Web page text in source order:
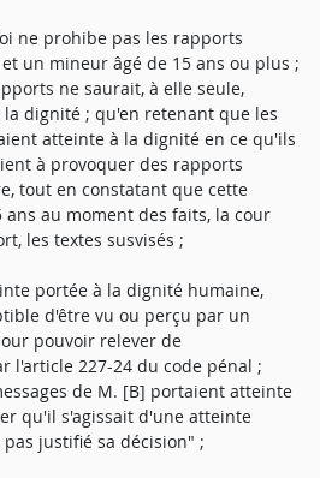
ne prohibe pas les rapports
un mineur âgé de 15 ans ou plus ;
ne saurait, à elle seule,
dignité ; qu'en retenant que les
atteinte à la dignité en ce qu'ils
à provoquer des rapports
tout en constatant que cette
au moment des faits, la cour
les textes susvisés ;
portée à la dignité humaine,
d'être vu ou perçu par un
pouvoir relever de
l'article 227-24 du code pénal ;
de M. [B] portaient atteinte
qu'il s'agissait d'une atteinte
justifié sa décision" ;